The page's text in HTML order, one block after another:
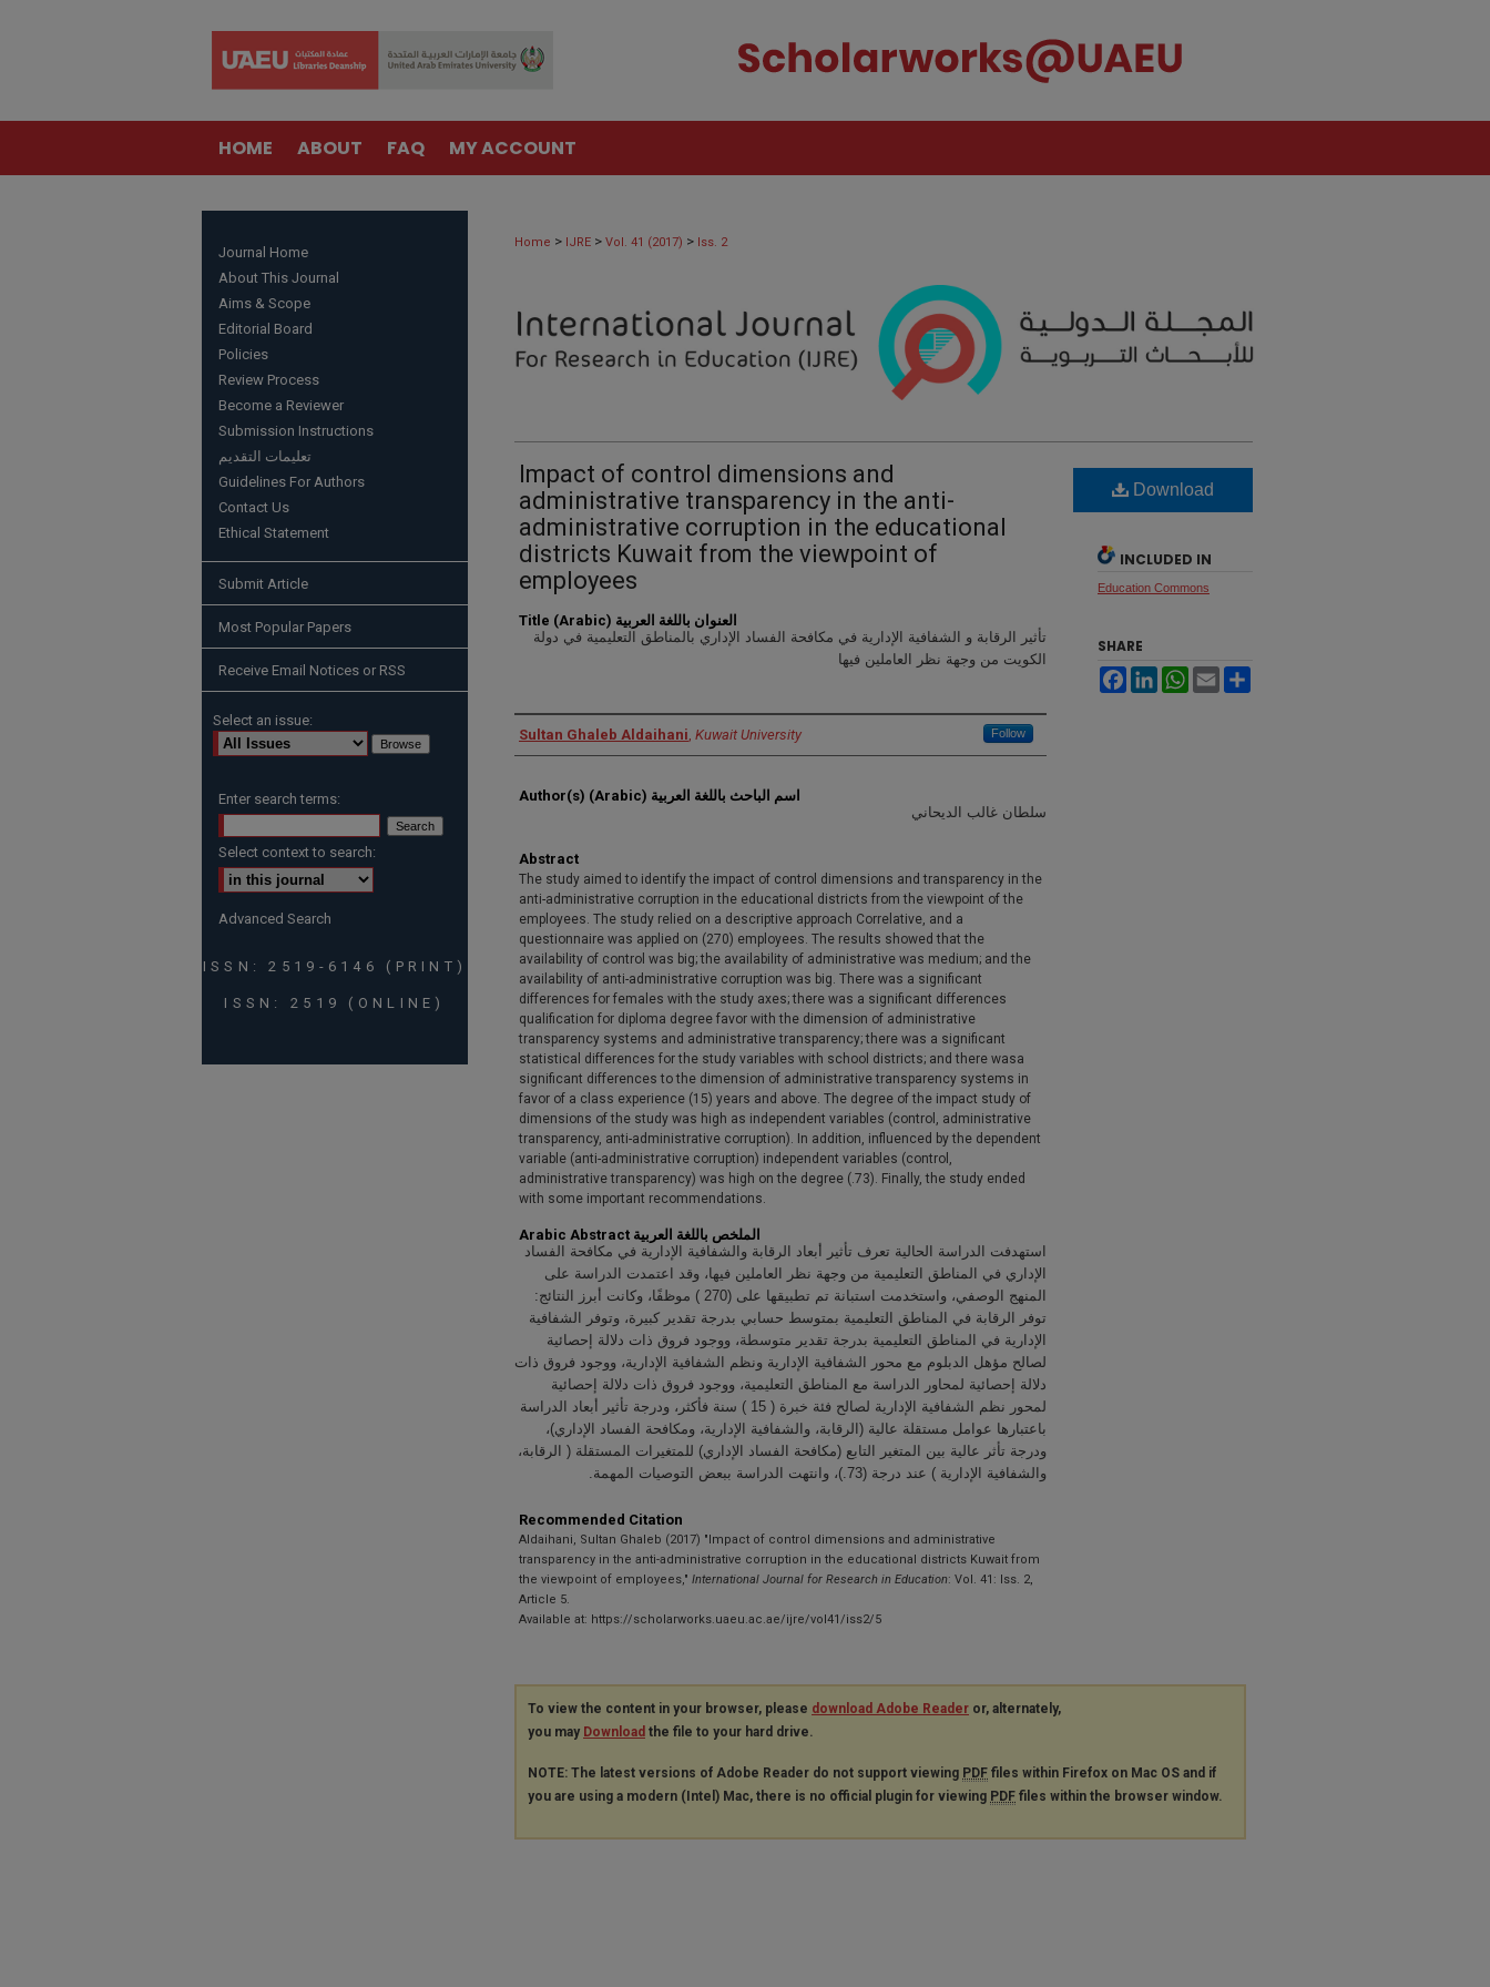
HOME ABOUT FAQ MY ACCOUNT
Home > IJRE > Vol. 41 (2017) > Iss. 2
Impact of control dimensions and
administrative transparency in the anti-
administrative corruption in the educational
districts Kuwait from the viewpoint of
employees
Title (Arabic) العنوان باللغة العربية
تأثير الرقابة و الشفافية الإدارية في مكافحة الفساد الإداري بالمناطق التعليمية في دولة
الكويت من وجهة نظر العاملين فيها
Authors
Sultan Ghaleb Aldaihani, Kuwait University Follow
Author(s) (Arabic) اسم الباحث باللغة العربية
سلطان غالب الديحاني
Abstract
The study aimed to identify the impact of control dimensions and transparency in the
anti-administrative corruption in the educational districts from the viewpoint of the
employees. The study relied on a descriptive approach Correlative, and a
questionnaire was applied on (270) employees. The results showed that the
availability of control was big; the availability of administrative was medium; and the
availability of anti-administrative corruption was big. There was a significant
differences for females with the study axes; there was a significant differences
qualification for diploma degree favor with the dimension of administrative
transparency systems and administrative transparency; there was a significant
statistical differences for the study variables with school districts; and there wasa
significant differences to the dimension of administrative transparency systems in
favor of a class experience (15) years and above. The degree of the impact study of
dimensions of the study was high as independent variables (control, administrative
transparency, anti-administrative corruption). In addition, influenced by the dependent
variable (anti-administrative corruption) independent variables (control,
administrative transparency) was high on the degree (.73). Finally, the study ended
with some important recommendations.
Arabic Abstract الملخص باللغة العربية
استهدفت الدراسة الحالية تعرف تأثير أبعاد الرقابة والشفافية الإدارية في مكافحة الفساد
الإداري في المناطق التعليمية من وجهة نظر العاملين فيها، وقد اعتمدت الدراسة على
المنهج الوصفي، واستخدمت استبانة تم تطبيقها على (270 ) موظفًا، وكانت أبرز النتائج:
توفر الرقابة في المناطق التعليمية بمتوسط حسابي بدرجة تقدير كبيرة، وتوفر الشفافية
الإدارية في المناطق التعليمية بدرجة تقدير متوسطة، ووجود فروق ذات دلالة إحصائية
لصالح مؤهل الدبلوم مع محور الشفافية الإدارية ونظم الشفافية الإدارية، ووجود فروق ذات
دلالة إحصائية لمحاور الدراسة مع المناطق التعليمية، ووجود فروق ذات دلالة إحصائية
لمحور نظم الشفافية الإدارية لصالح فئة خبرة ( 15 ) سنة فأكثر، ودرجة تأثير أبعاد الدراسة
باعتبارها عوامل مستقلة عالية (الرقابة، والشفافية الإدارية، ومكافحة الفساد الإداري)،
ودرجة تأثر عالية بين المتغير التابع (مكافحة الفساد الإداري) للمتغيرات المستقلة ( الرقابة،
والشفافية الإدارية ) عند درجة (73.)، وانتهت الدراسة ببعض التوصيات المهمة.
Recommended Citation
Aldaihani, Sultan Ghaleb (2017) "Impact of control dimensions and administrative
transparency in the anti-administrative corruption in the educational districts Kuwait from
the viewpoint of employees," International Journal for Research in Education: Vol. 41: Iss. 2,
Article 5.
Available at: https://scholarworks.uaeu.ac.ae/ijre/vol41/iss2/5
Download
INCLUDED IN
Education Commons
SHARE
FacebookLinkedInWhatsApp
Email
To view the content in your browser, please download Adobe Reader or, alternately,
you may Download the file to your hard drive.
NOTE: The latest versions of Adobe Reader do not support viewing PDF files within Firefox on Mac OS and if
you are using a modern (Intel) Mac, there is no official plugin for viewing PDF files within the browser window.
Journal Home
About This Journal
Aims & Scope
Editorial Board
Policies
Review Process
Become a Reviewer
Submission Instructions
تعليمات التقديم
Guidelines For Authors
Contact Us
Ethical Statement
Submit Article
Most Popular Papers
Receive Email Notices or RSS
Select an issue:
Enter search terms:
Select context to search:
Advanced Search
ISSN: 2519-6146 (PRINT)
ISSN: 2519 (ONLINE)